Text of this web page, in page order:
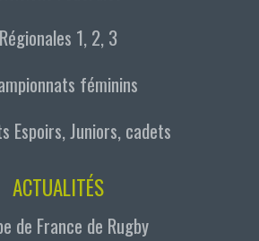
Régionales 1, 2, 3
féminins
Espoirs, Juniors, cadets
ACTUALITÉS
de France de Rugby